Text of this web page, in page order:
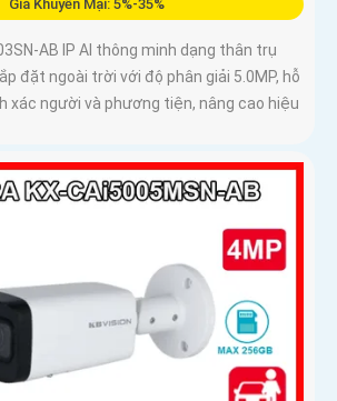
Giá Khuyến Mại: 5%-35%
AB IP AI thông minh dạng thân trụ
đặt ngoài trời với độ phân giải 5.0MP, hỗ
xác người và phương tiện, nâng cao hiệu